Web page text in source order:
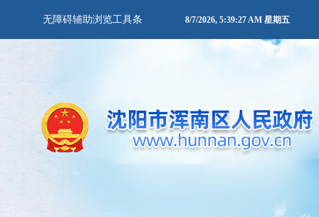
无障碍辅助浏览工具条 8/7/2026, 5:39:28 AM 星期五